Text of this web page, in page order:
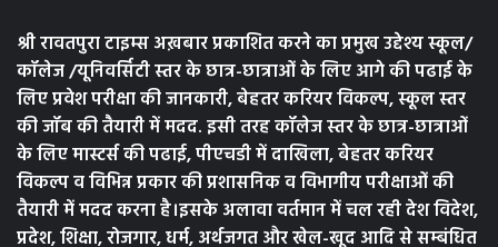
श्री रावतपुरा टाइम्स अख़बार प्रकाशित करने का प्रमुख उद्देश्य स्कूल/
कॉलेज /यूनिवर्सिटी स्तर के छात्र-छात्राओं के लिए आगे की पढाई के
लिए प्रवेश परीक्षा की जानकारी, बेहतर करियर विकल्प, स्कूल स्तर
की जॉब की तैयारी में मदद. इसी तरह कॉलेज स्तर के छात्र-छात्राओं
के लिए मास्टर्स की पढाई, पीएचडी में दाखिला, बेहतर करियर
विकल्प व विभिन्न प्रकार की प्रशासनिक व विभागीय परीक्षाओं की
तैयारी में मदद करना है।इसके अलावा वर्तमान में चल रही देश विदेश,
प्रदेश, शिक्षा, रोजगार, धर्म, अर्थजगत और खेल-खूद आदि से सम्बंधित